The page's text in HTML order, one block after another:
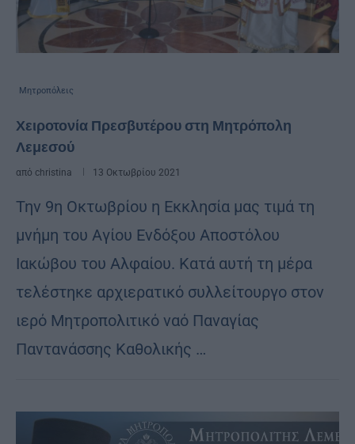
Μητροπόλεις
Χειροτονία Πρεσβυτέρου στη Μητρόπολη
Λεμεσού
από christina 13 Οκτωβρίου 2021
Την 9η Οκτωβρίου η Εκκλησία μας τιμά τη
μνήμη του Αγίου Ενδόξου Αποστόλου
Ιακώβου του Αλφαίου. Κατά αυτή τη μέρα
τελέστηκε αρχιερατικό συλλείτουργο στον
ιερό Μητροπολιτικό ναό Παναγίας
Παντανάσσης Καθολικής …